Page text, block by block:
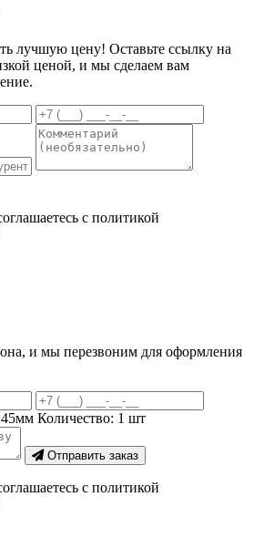
лучшую цену! Оставьте ссылку на
ценой, и мы сделаем вам
с политикой
и мы перезвоним для оформления
Количество: 1 шт
Отправить заказ
с политикой